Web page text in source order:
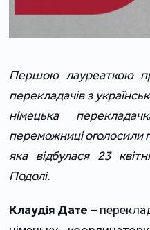
Першою лауреаткою
перекладачів з
німецька
переможниці оголосили
яка відбулася 23
Подолі.
Клаудія Дате –